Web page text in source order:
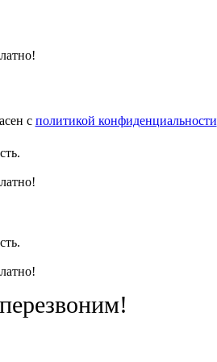
с политикой конфиденциальности